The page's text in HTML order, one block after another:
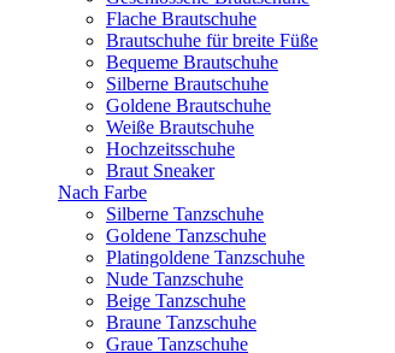
Flache Brautschuhe
Brautschuhe für breite Füße
Bequeme Brautschuhe
Silberne Brautschuhe
Goldene Brautschuhe
Weiße Brautschuhe
Hochzeitsschuhe
Braut Sneaker
Nach Farbe
Silberne Tanzschuhe
Goldene Tanzschuhe
Platingoldene Tanzschuhe
Nude Tanzschuhe
Beige Tanzschuhe
Braune Tanzschuhe
Graue Tanzschuhe